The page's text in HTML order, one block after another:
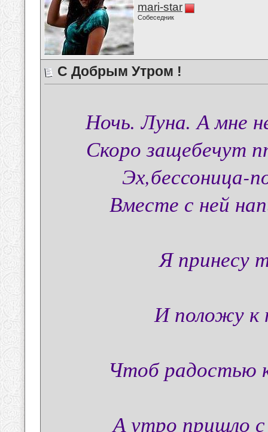
mari-star
Собеседник
С Добрым Утром !
Ночь. Луна. А мне
Скоро защебечут
Эх,бессоница-
Вместе с ней
Я принесу
И положу к
Чтоб радостью
А утро пришло